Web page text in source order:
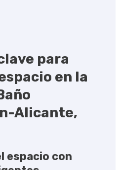
para
en la
Alicante,
espacio con